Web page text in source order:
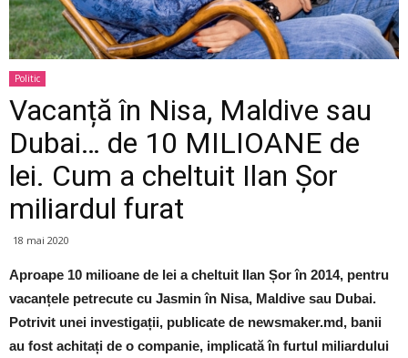
Politic
Vacanță în Nisa, Maldive sau
Dubai… de 10 MILIOANE de
lei. Cum a cheltuit Ilan Șor
miliardul furat
18 mai 2020
Aproape 10 milioane de lei a cheltuit Ilan Șor în 2014, pentru
vacanțele petrecute cu Jasmin în Nisa, Maldive sau Dubai.
Potrivit unei investigații, publicate de newsmaker.md, banii
au fost achitați de o companie, implicată în furtul miliardului